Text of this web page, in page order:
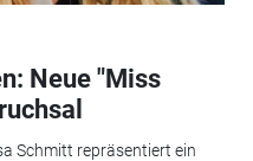
Neue "Miss
Schmitt repräsentiert ein